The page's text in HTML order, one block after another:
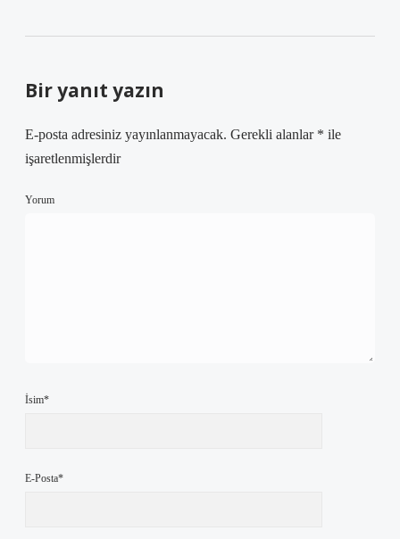
Bir yanıt yazın
E-posta adresiniz yayınlanmayacak. Gerekli alanlar * ile
işaretlenmişlerdir
Yorum
İsim*
E-Posta*